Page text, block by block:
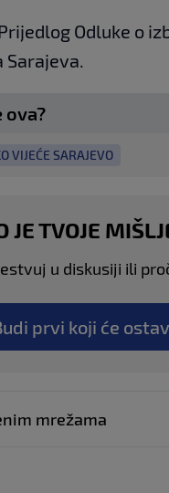
Odluke o
ova?
VIJEĆE SARAJEVO
JE TVOJE
u diskusiji ili
prvi koji će
mrežama